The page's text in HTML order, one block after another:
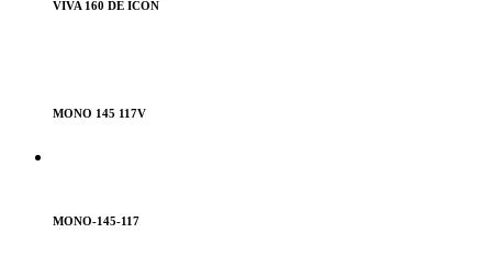
VIVA 160 DE ICON
MONO 145 117V
MONO-145-117